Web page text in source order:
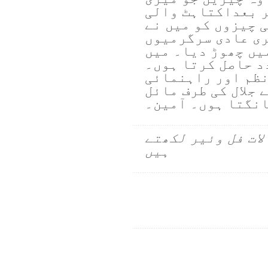
بعداکتاہٹ والی
چیزوں کو میں نے
عادی سرگرمیوں
چھوڑ دیا۔ میں
حاصل کرتا ہوں۔
اور راہنمائی
جلال کی طرف مائل
ہوں۔ آمین۔
فل وئیر لکھتے
ہیں